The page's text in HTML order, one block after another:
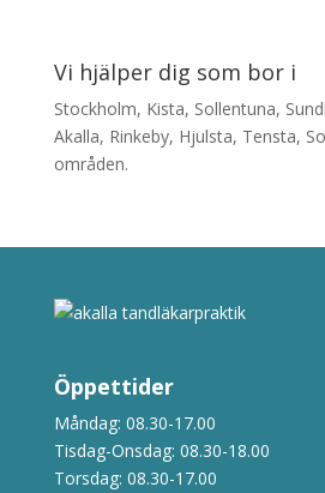
Vi hjälper dig som bor i
Stockholm, Kista, Sollentuna,
Akalla, Rinkeby, Hjulsta, Tensta,
områden.
Öppettider
Måndag: 08.30-17.00
Tisdag-Onsdag: 08.30-18.00
Torsdag: 08.30-17.00